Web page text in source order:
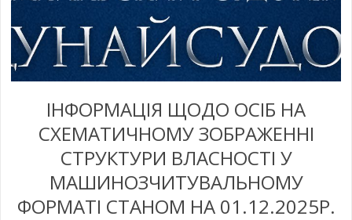
ІНФОРМАЦІЯ ЩОДО ОСІБ НА
СХЕМАТИЧНОМУ ЗОБРАЖЕННІ
СТРУКТУРИ ВЛАСНОСТІ У
МАШИНОЗЧИТУВАЛЬНОМУ
ФОРМАТІ СТАНОМ НА 01.12.2025Р.